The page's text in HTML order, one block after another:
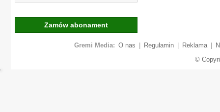
Zamów abonament
Gremi Media: O nas Regulamin Reklama
©